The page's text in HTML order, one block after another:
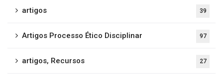
artigos 39
Artigos Processo Ético Disciplinar 97
artigos, Recursos 27